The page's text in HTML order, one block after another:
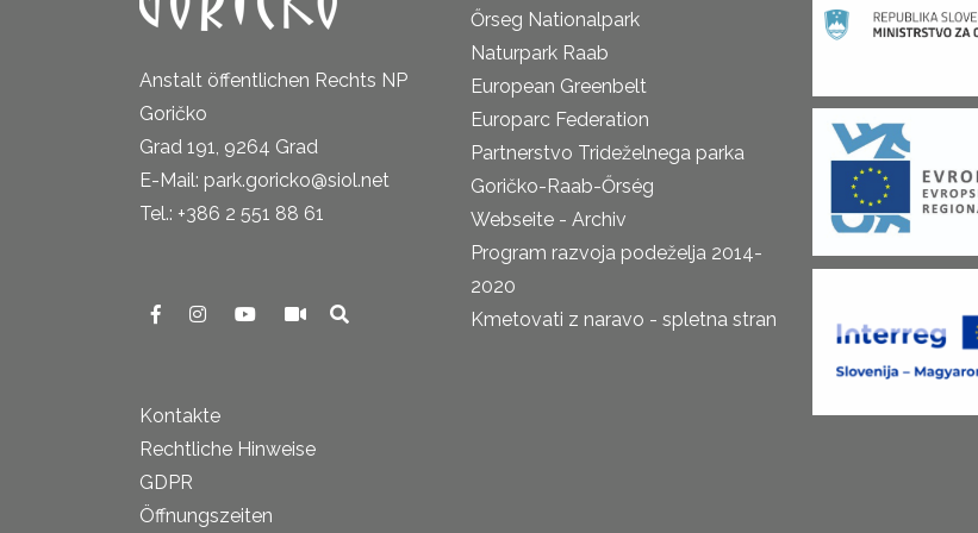
Anstalt öffentlichen Rechts NP
Goričko
Grad 191, 9264 Grad
E-Mail: park.goricko@siol.net
Tel.: +386 2 551 88 61
Kontakte
Rechtliche Hinweise
GDPR
Öffnungszeiten
Őrseg Nationalpark
Naturpark Raab
European Greenbelt
Europarc Federation
Partnerstvo Trideželnega parka
Goričko-Raab-Őrség
Webseite - Archiv
Program razvoja podeželja 2014-
2020
Kmetovati z naravo - spletna stran